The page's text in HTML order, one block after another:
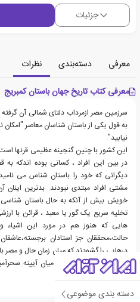
دسته بندی موضوعی
جزئیات
معرفی دسته‌بندی
نظرات
معرفی کتاب تاریخ جهان باستان کمبریج
سرزمین مصر ازمرداب دلتای شمالی آن
به قول یکی از باستان شناسان معاصر
نیابید".
این کشور با چنین گنجینه عظیمی قرنها
در بین این افراد ، کسانی بوده اندکه
دیگرانی که خود را باستان شناس می
مشتی افراد مبتدی نبودند. بدترین
خویش بیش از آنکه به حال باستان شناسی
تخلیه سریع یک گور یا معبد ، قرائن با
هایی که هنوز هم در مورد این اشیاء
حالت،محققان جز استادان
درهایی را گشودند که میان زمان حال و مصر
فریفتگان روزگار باستان،از میان آیینه
انگیز فراعنه گذاشتند.